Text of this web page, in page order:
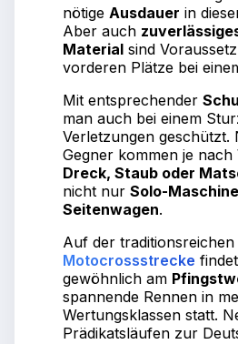
nötige Ausdauer in
Aber auch
Materialsind
vorderen Plätze bei
Mit entsprechender
man auch bei einem
Verletzungen geschützt.
Gegner kommen je
Dreck, Staub oder
nicht nur Solo-
Seitenwagen.
Auf der traditionsreichen
Motocrossstrecke
gewöhnlich am
spannende Rennen in
Wertungsklassen statt.
Prädikatsläufen zur